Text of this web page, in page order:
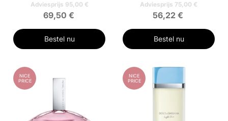
Adviesprijs 95,00 €
69,50 €
Bestel nu
Adviesprijs 75,00 €
56,22 €
Bestel nu
NICE
PRICE
NICE
PRICE